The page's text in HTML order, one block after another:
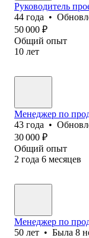
Руководитель
44 года •
50 000 ₽
Общий опыт
10 лет
Менеджер по
43 года •
30 000 ₽
Общий опыт
2 года 6 месяцев
Менеджер по
50 лет • Была 8